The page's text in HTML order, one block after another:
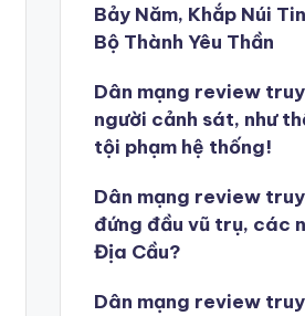
Bảy Năm, Khắp Núi
Bộ Thành Yêu Thần
Dân mạng review
người cảnh sát, như
tội phạm hệ thống!
Dân mạng review
đứng đầu vũ trụ, các
Địa Cầu?
Dân mạng review